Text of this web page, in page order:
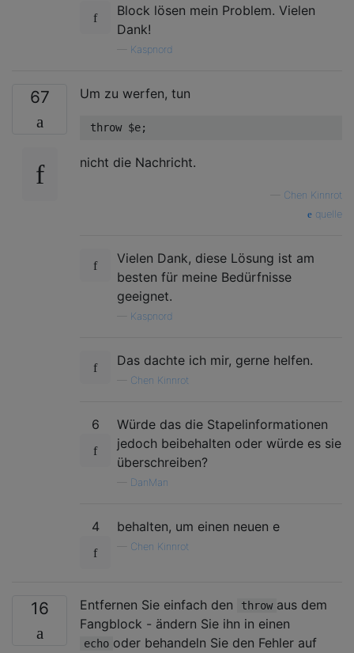
Block lösen mein Problem. Vielen
Dank!
Kaspnord
67 Um zu werfen, tun
throw
nicht die Nachricht.
Chen Kinnrot
quelle
Vielen Dank, diese Lösung ist am
besten für meine Bedürfnisse
geeignet.
Kaspnord
Das dachte ich mir, gerne helfen.
Chen Kinnrot
6
Würde das die Stapelinformationen
jedoch beibehalten oder würde es sie
überschreiben?
DanMan
4 behalten, um einen neuen e
Chen Kinnrot
16 Entfernen Sie einfach den throw aus dem
Fangblock - ändern Sie ihn in einen
echo oder behandeln Sie den Fehler auf